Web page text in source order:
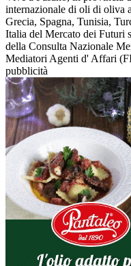
internazionale di oli di oliva
Grecia, Spagna, Tunisia,
Italia del Mercato dei Futuri
della Consulta Nazionale
Mediatori Agenti d' Affari
pubblicità